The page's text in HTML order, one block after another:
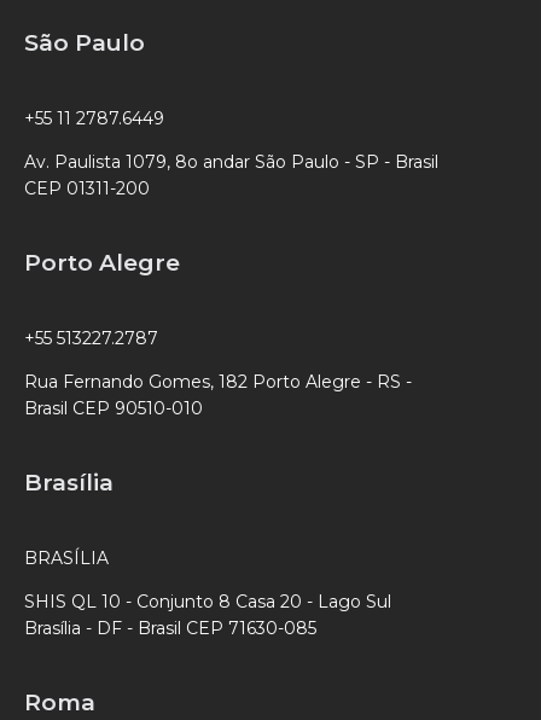
São Paulo
+55 11 2787.6449
Av. Paulista 1079, 8o andar São Paulo - SP - Brasil
CEP 01311-200
Porto Alegre
+55 513227.2787
Rua Fernando Gomes, 182 Porto Alegre - RS -
Brasil CEP 90510-010
Brasília
BRASÍLIA
SHIS QL 10 - Conjunto 8 Casa 20 - Lago Sul
Brasília - DF - Brasil CEP 71630-085
Roma